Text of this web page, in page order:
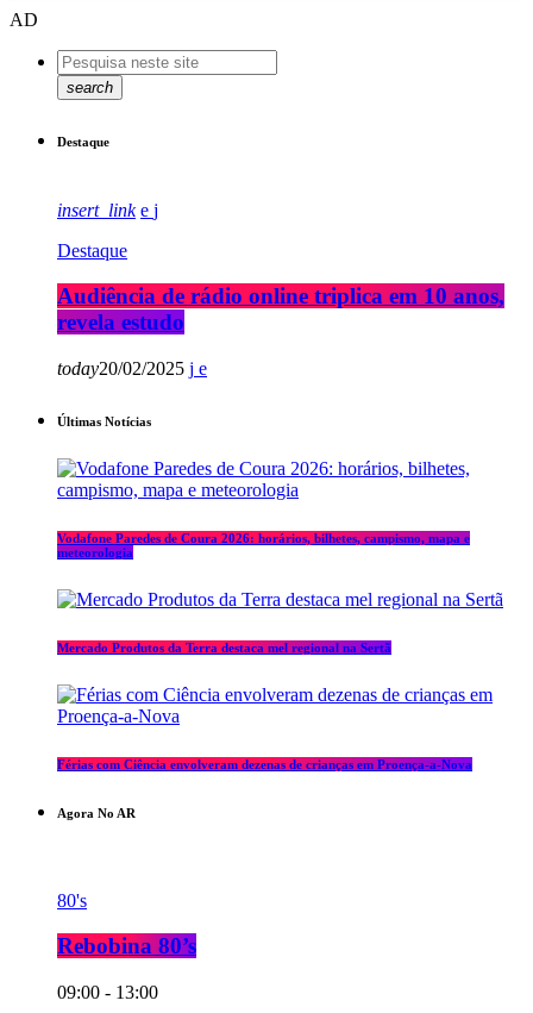
AD
search
Destaque
insert_link
Destaque
Audiência de rádio online triplica em 10 anos,
revela estudo
today20/02/2025
Últimas Notícias
Vodafone Paredes de Coura 2026: horários, bilhetes, campismo, mapa e
meteorologia
Mercado Produtos da Terra destaca mel regional na Sertã
Férias com Ciência envolveram dezenas de crianças em Proença-a-Nova
Agora No AR
80's
Rebobina 80’s
09:00 - 13:00